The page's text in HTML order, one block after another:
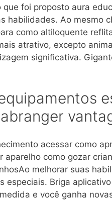
foi proposto aura
habilidades. Ao mesmo
como altiloquente
atrativo, excepto
significativa.
acessar como
aparelho como gozar
melhorar suas
especiais. Briga
e você ganha